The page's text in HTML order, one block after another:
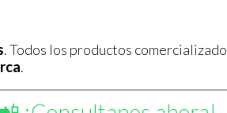
. Todos los productos
.